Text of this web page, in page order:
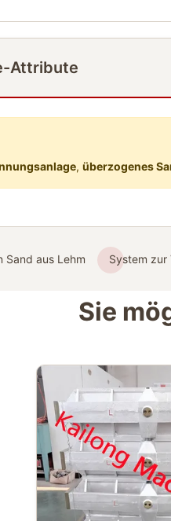
Attribute
, überzogenes
Sand aus Lehm System zur
Sie